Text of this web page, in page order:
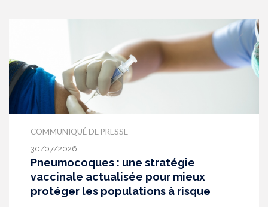
COMMUNIQUÉ DE PRESSE
30/07/2026
Pneumocoques : une stratégie
vaccinale actualisée pour mieux
protéger les populations à risque